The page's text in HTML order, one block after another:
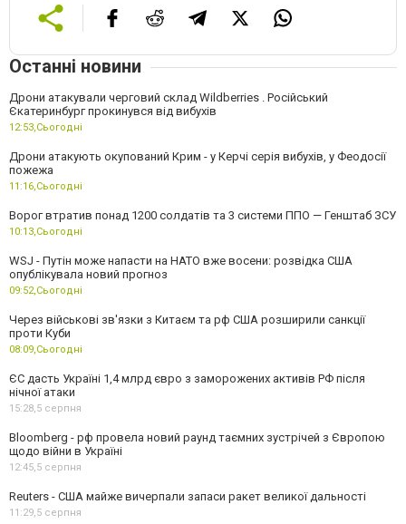
Останні новини
Дрони атакували черговий склад Wildberries . Російський
Єкатеринбург прокинувся від вибухів
12:53,Сьогодні
Дрони атакують окупований Крим - у Керчі серія вибухів, у Феодосії
пожежа
11:16,Сьогодні
Ворог втратив понад 1200 солдатів та 3 системи ППО — Генштаб ЗСУ
10:13,Сьогодні
WSJ - Путін може напасти на НАТО вже восени: розвідка США
опублікувала новий прогноз
09:52,Сьогодні
Через військові зв'язки з Китаєм та рф США розширили санкції
проти Куби
08:09,Сьогодні
ЄС дасть Україні 1,4 млрд євро з заморожених активів РФ після
нічної атаки
15:28,5 серпня
Bloomberg - рф провела новий раунд таємних зустрічей з Європою
щодо війни в Україні
12:45,5 серпня
Reuters - США майже вичерпали запаси ракет великої дальності
11:29,5 серпня